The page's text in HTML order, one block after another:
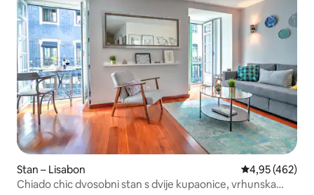
Stan – Lisabon Prosječna
4,95 (462)
Chiado chic dvosobni stan s dvije kupaonice, vrhunska